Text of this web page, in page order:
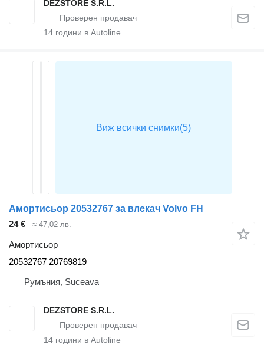
DEZSTORE S.R.L.
14 години в Autoline
Амортисьор 20532767 за влекач Volvo FH
24 €
≈ 47,02 лв.
Амортисьор
20532767 20769819
Румъния, Suceava
DEZSTORE S.R.L.
14 години в Autoline